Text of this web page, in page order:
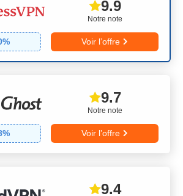
Notre note
9.9
% Voir l’offre
Notre note
9.7
% Voir l’offre
9.4